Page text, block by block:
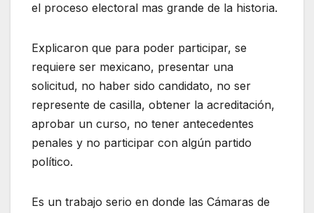
el proceso electoral mas grande de la historia.
Explicaron que para poder participar, se
requiere ser mexicano, presentar una
solicitud, no haber sido candidato, no ser
represente de casilla, obtener la acreditación,
aprobar un curso, no tener antecedentes
penales y no participar con algún partido
político.
Es un trabajo serio en donde las Cámaras de